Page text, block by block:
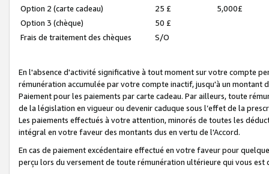
Option 2 (carte cadeau)
25 £
5,000£
Option 3 (chèque)
50 £
Frais de traitement des chèques
S/O
En l'absence d'activité significative à tout moment sur votre compte
rémunération accumulée par votre compte inactif, jusqu'à un montant
Paiement pour les paiements par carte cadeau. Par ailleurs, toute
de la législation en vigueur ou devenir caduque sous l’effet de la
Les paiements effectués à votre attention, minorés de toutes les
intégral en votre faveur des montants dus en vertu de l'Accord.
En cas de paiement excédentaire effectué en votre faveur pour
perçu lors du versement de toute rémunération ultérieure qui vous est